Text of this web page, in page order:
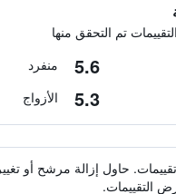
5.6 منفرد
5.3 الأزواج
حاول إزالة مرشح أو
التقييمات.